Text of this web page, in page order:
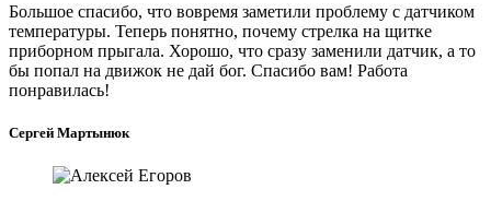
Большое спасибо, что вовремя заметили проблему с датчиком
температуры. Теперь понятно, почему стрелка на щитке
приборном прыгала. Хорошо, что сразу заменили датчик, а то
бы попал на движок не дай бог. Спасибо вам! Работа
понравилась!
Сергей Мартынюк